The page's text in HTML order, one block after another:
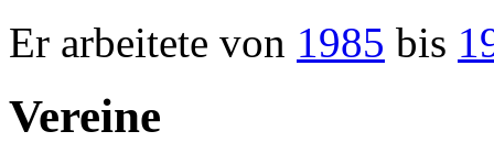
Er arbeitete von 1985 bis
Vereine